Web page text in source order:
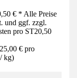
€ * Alle Preise
und ggf. zzgl.
pro ST20,50
€ pro
/ kg)